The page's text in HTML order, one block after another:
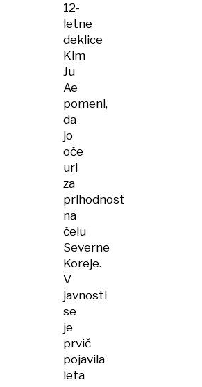
12-
letne
deklice
Kim
Ju
Ae
pomeni,
da
jo
oče
uri
za
prihodnost
na
čelu
Severne
Koreje.
V
javnosti
se
je
prvič
pojavila
leta